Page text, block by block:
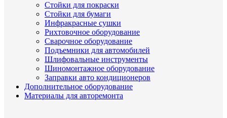
Стойки для покраски
Стойки для бумаги
Инфракрасные сушки
Рихтовочное оборудование
Сварочное оборудование
Подъемники для автомобилей
Шлифовальные инструменты
Шиномонтажное оборудование
Заправки авто кондиционеров
Дополнительное оборудование
Материалы для авторемонта